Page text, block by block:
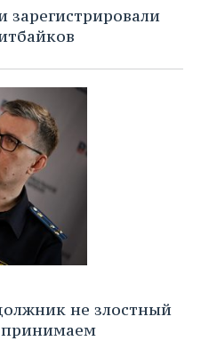
зарегистрировали
не злостный